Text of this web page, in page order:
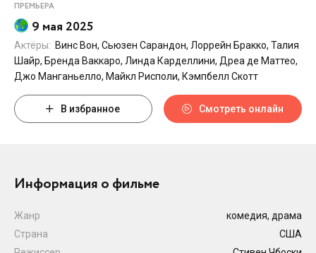
ПРЕМЬЕРА
9 мая 2025
Актёры: Винс Вон, Сьюзен Сарандон, Лоррейн Бракко, Талия
Шайр, Бренда Ваккаро, Линда Карделлини, Дреа де Маттео,
Джо Манганьелло, Майкл Рисполи, Кэмпбелл Скотт
В избранное Смотреть онлайн
Информация о фильме
Жанр
комедия, драма
Страна
США